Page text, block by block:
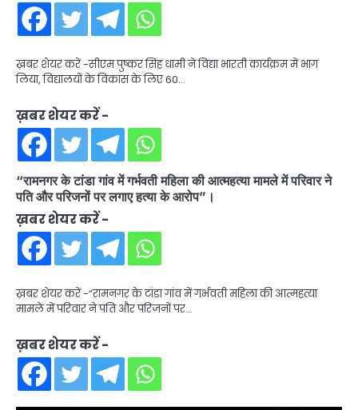
ख़बर शेयर करें -सीएम पुष्कर सिंह धामी ने विद्या भारती कार्यक्रम में भाग
लिया, विद्यालयों के विकास के लिए 60…
ख़बर शेयर करें -
“रामनगर के टांडा गांव में गर्भवती महिला की आत्महत्या मामले में परिवार ने
पति और परिजनों पर लगाए हत्या के आरोप”।
ख़बर शेयर करें -
ख़बर शेयर करें -“रामनगर के टांडा गांव में गर्भवती महिला की आत्महत्या
मामले में परिवार ने पति और परिजनों पर…
ख़बर शेयर करें -